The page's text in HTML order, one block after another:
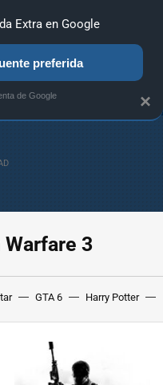
PC SONY NINTENDO
3
GTA 6 Harry Potter
×
Extra en Google
preferida
de Google